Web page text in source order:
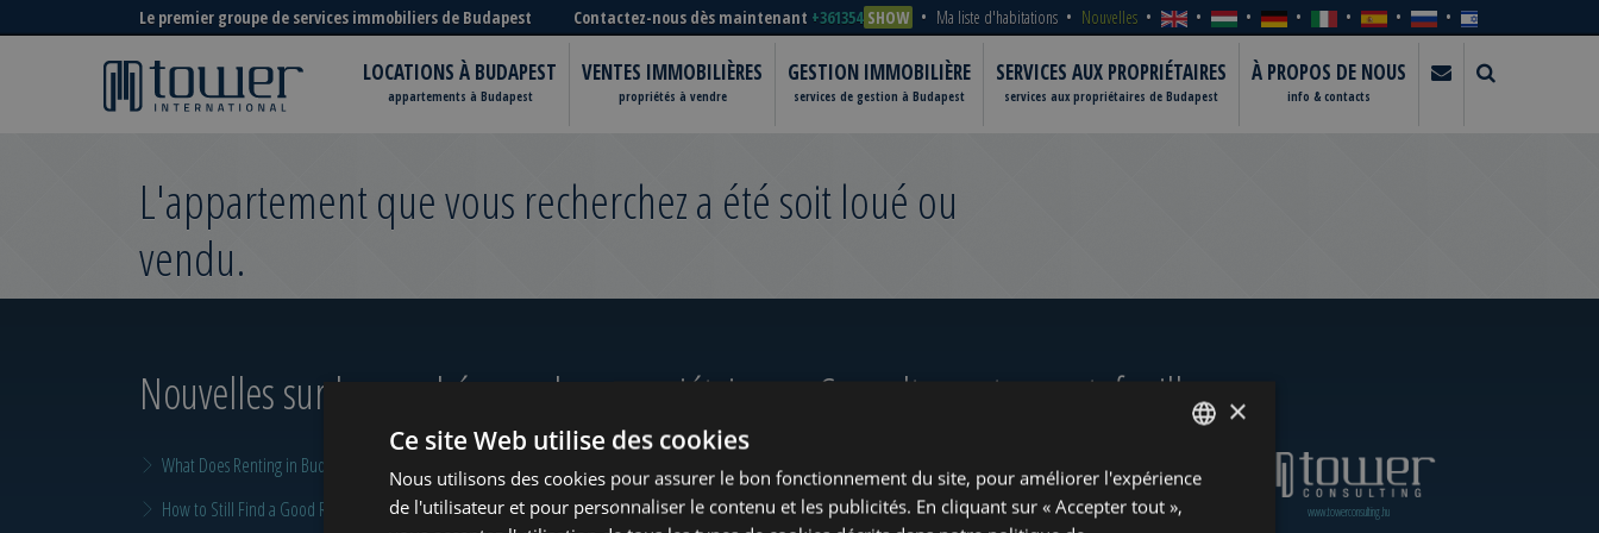
Le premier groupe de services immobiliers de Budapest Contactez-nous dès maintenant +361354 SHOW Ma liste d'habitations Nouvelles
LOCATIONS À BUDAPEST
appartements à Budapest
VENTES IMMOBILIÈRES
propriétés à vendre
GESTION IMMOBILIÈRE
services de gestion à Budapest
SERVICES AUX PROPRIÉTAIRES
services aux propriétaires de Budapest
À PROPOS DE NOUS
info & contacts
L'appartement que vous recherchez a été soit loué ou
vendu.
Nouvelles sur le marché pour les propriétaires
What Does Renting in Budapest Really Cost?
How to Still Find a Good Rental in Budapest at the End of August
Consultez notre portefeuille
www.tower-investments.com www.towerassistance.com www.towerconsulting.hu
ENGLISH
HUNGARIAN
×
Ce site Web utilise des cookies
Nous utilisons des cookies pour assurer le bon fonctionnement du site, pour améliorer l'expérience
de l'utilisateur et pour personnaliser le contenu et les publicités. En cliquant sur « Accepter tout »,